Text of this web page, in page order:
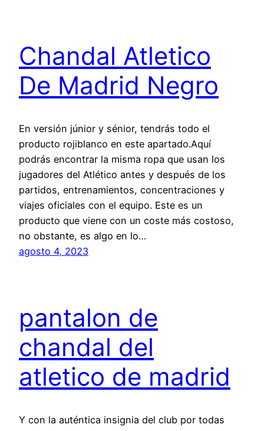
Chandal Atletico
De Madrid Negro
En versión júnior y sénior, tendrás todo el
producto rojiblanco en este apartado.Aquí
podrás encontrar la misma ropa que usan los
jugadores del Atlético antes y después de los
partidos, entrenamientos, concentraciones y
viajes oficiales con el equipo. Este es un
producto que viene con un coste más costoso,
no obstante, es algo en lo…
agosto 4, 2023
pantalon de
chandal del
atletico de madrid
Y con la auténtica insignia del club por todas